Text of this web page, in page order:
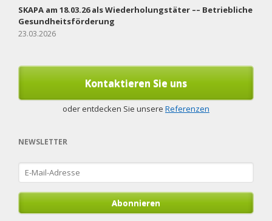
SKAPA am 18.03.26 als Wiederholungstäter –– Betriebliche
Gesundheitsförderung
23.03.2026
Kontaktieren Sie uns
oder entdecken Sie unsere Referenzen
NEWSLETTER
E-
Mail-
Adresse
Abonnieren